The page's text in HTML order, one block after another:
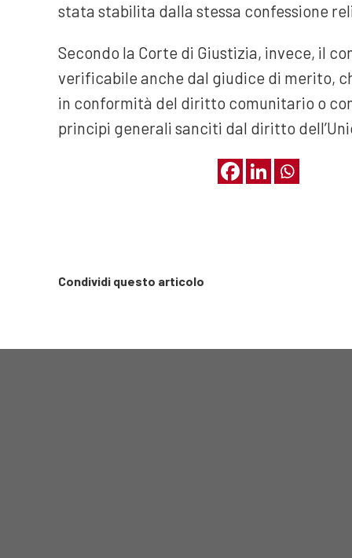
stata stabilita dalla stessa confessione
Secondo la Corte di Giustizia, invece, il
verificabile anche dal giudice di merito,
in conformità del diritto comunitario o
principi generali sanciti dal diritto
Condividi questo articolo